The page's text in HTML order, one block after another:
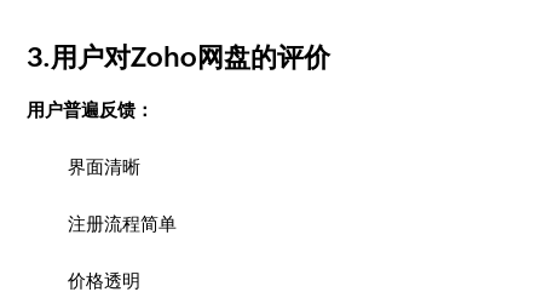
3.用户对Zoho网盘的评价
用户普遍反馈：
界面清晰
注册流程简单
价格透明